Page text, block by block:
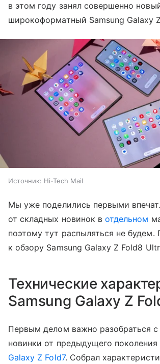
в этом году занял совершенно
широкоформатный Samsung Galaxy
Источник: Hi-Tech Mail
Мы уже поделились первыми
от складных новинок вотдельном
поэтому тут распыляться не будем.
к обзору Samsung Galaxy Z Fold8
Технические
Samsung Galaxy Z
Первым делом важно разобраться с
новинки от предыдущего поколения
Galaxy Z Fold7. Собрал